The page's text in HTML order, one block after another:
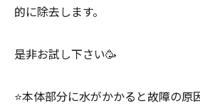
的に除去します。
是非お試し下さい🥳
⭐️本体部分に水がかかると故障の原